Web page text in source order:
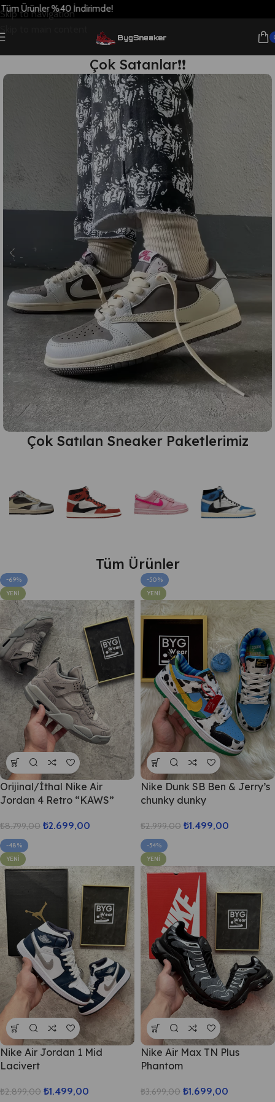
Skip to navigation
İndirimde!
Çok Satanlar❗❗
HEMEN
İNCELE
Çok Satılan Sneaker Paketlerimiz
Tüm Ürünler
-69%
YENI
Orijinal/İthal Nike Air
Jordan 4 Retro “KAWS”
₺8.799,00 ₺2.699,00
-50%
YENI
Nike Dunk SB Ben & Jerry’s
chunky dunky
₺2.999,00 ₺1.499,00
-48%
YENI
Nike Air Jordan 1 Mid
Lacivert
₺2.899,00 ₺1.499,00
-54%
YENI
Nike Air Max TN Plus
Phantom
₺3.699,00 ₺1.699,00